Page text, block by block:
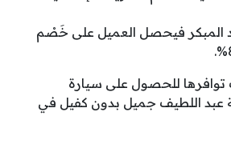
المبكر فيحصل العميل على خَصْم
توافرها للحصول على سيارة
اللطيف جميل بدون كفيل في